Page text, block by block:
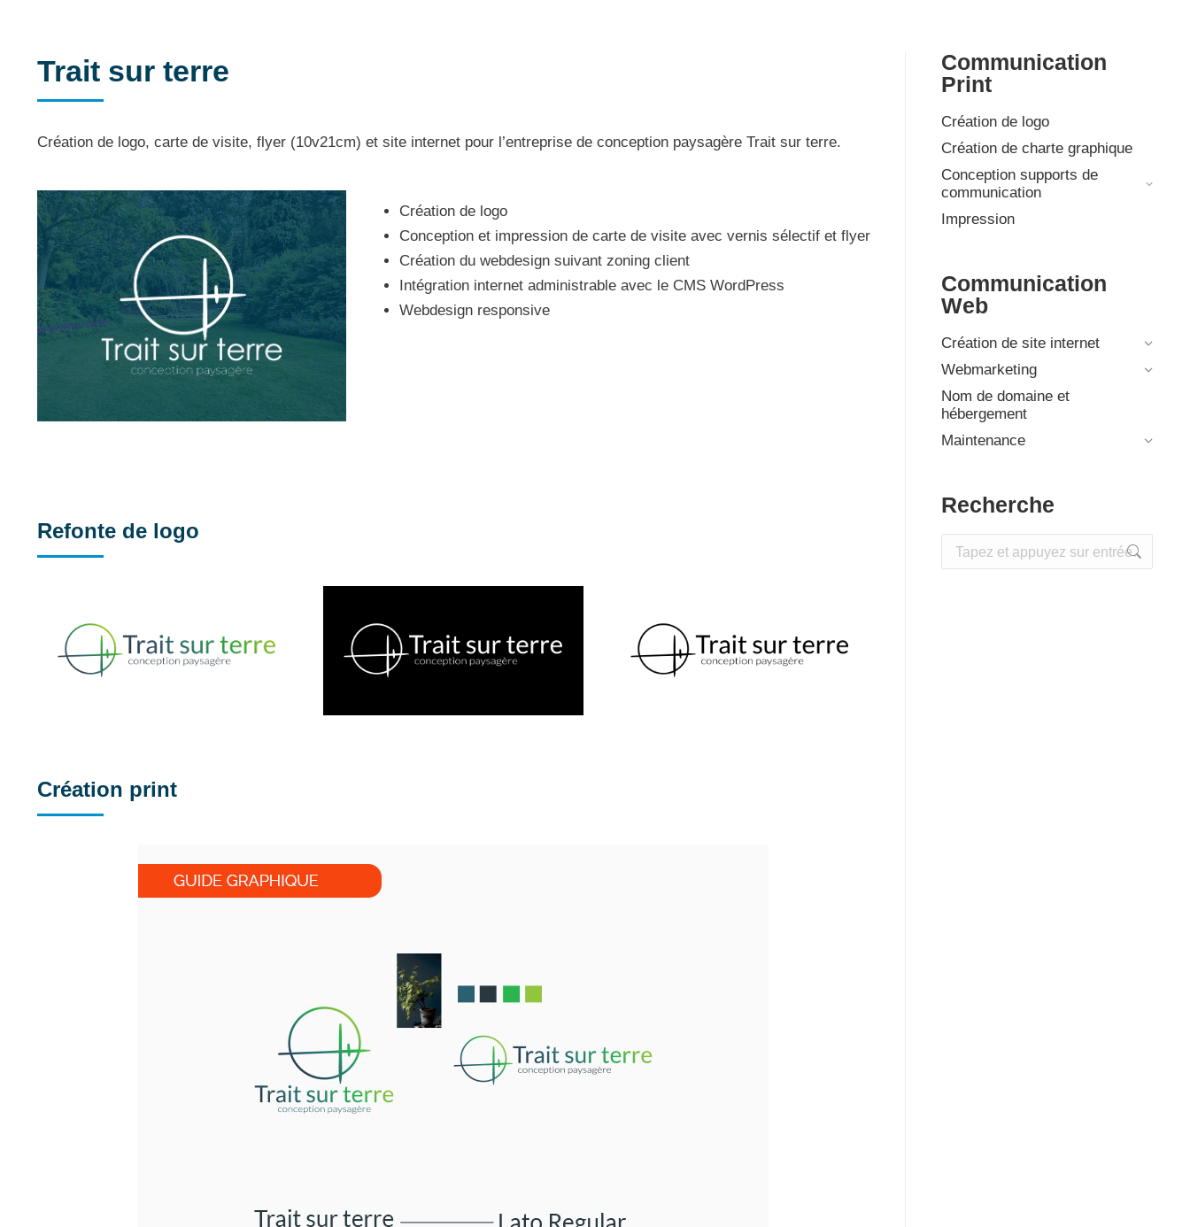
Trait sur terre
Création de logo, carte de visite, flyer (10v21cm) et site internet pour l’entreprise de conception paysagère Trait sur terre.
Création de logo
Conception et impression de carte de visite avec vernis sélectif et flyer
Création du webdesign suivant zoning client
Intégration internet administrable avec le CMS WordPress
Webdesign responsive
Refonte de logo
Création print
Communication
Print
Création de logo
Création de charte graphique
Conception supports de
communication
Impression
Communication
Web
Création de site internet
Webmarketing
Nom de domaine et
hébergement
Maintenance
Recherche
Recherche